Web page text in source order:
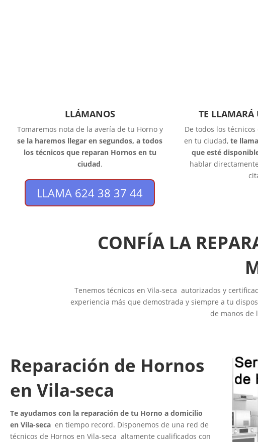
LLÁMANOS
Tomaremos nota de la avería de tu Horno y
se la haremos llegar en segundos, a todos
los técnicos que reparan Hornos en tu
ciudad.
LLAMA 624 38 37 44
TE LLAMARÁ
De todos los
en tu ciudad,te
que esté
hablar
CONFÍA LA
Tenemos técnicos en Vila-seca autorizados y
experiencia más que demostrada y siempre a tu
de manos de
Reparación de Hornos
en Vila-seca
Te ayudamos con la reparación de tu Horno a domicilio
en Vila-seca en tiempo record. Disponemos de una red de
técnicos de Hornos en Vila-seca altamente cualificados con